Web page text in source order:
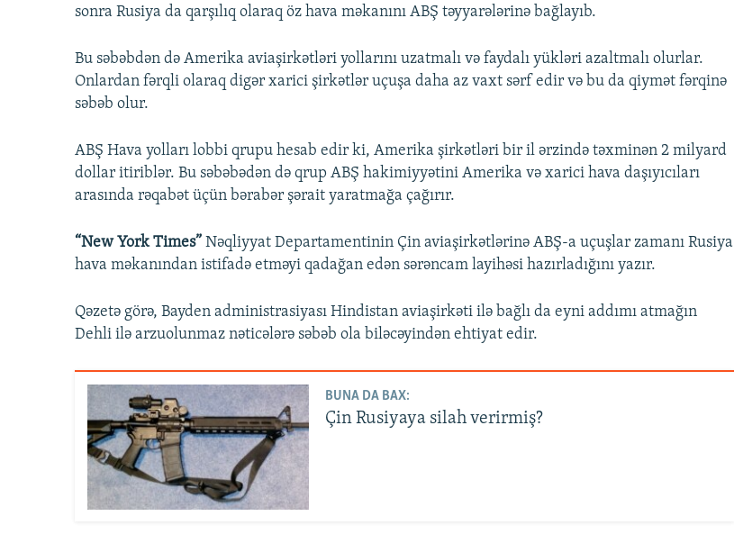
sonra Rusiya da qarşılıq olaraq öz hava məkanını ABŞ təyyarələrinə bağlayıb.
Bu səbəbdən də Amerika aviaşirkətləri yollarını uzatmalı və faydalı yükləri azaltmalı olurlar.
Onlardan fərqli olaraq digər xarici şirkətlər uçuşa daha az vaxt sərf edir və bu da qiymət fərqinə
səbəb olur.
ABŞ Hava yolları lobbi qrupu hesab edir ki, Amerika şirkətləri bir il ərzində təxminən 2 milyard
dollar itiriblər. Bu səbəbədən də qrup ABŞ hakimiyyətini Amerika və xarici hava daşıyıcıları
arasında rəqabət üçün bərabər şərait yaratmağa çağırır.
“New York Times” Nəqliyyat Departamentinin Çin aviaşirkətlərinə ABŞ-a uçuşlar zamanı Rusiya
hava məkanından istifadə etməyi qadağan edən sərəncam layihəsi hazırladığını yazır.
Qəzetə görə, Bayden administrasiyası Hindistan aviaşirkəti ilə bağlı da eyni addımı atmağın
Dehli ilə arzuolunmaz nəticələrə səbəb ola biləcəyindən ehtiyat edir.
BUNA DA BAX:
Çin Rusiyaya silah verirmiş?